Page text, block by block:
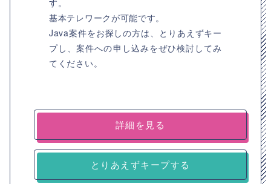
す。
基本テレワークが可能です。
Java案件をお探しの方は、とりあえずキー
プし、案件への申し込みをぜひ検討してみ
てください。
詳細を見る
とりあえずキープする